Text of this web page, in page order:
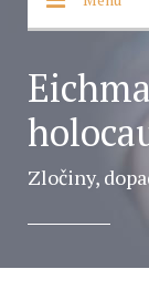
Zločiny,